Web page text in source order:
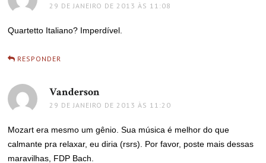
29 DE JANEIRO DE 2013 ÀS 11:08
Quartetto Italiano? Imperdível.
RESPONDER
Vanderson
29 DE JANEIRO DE 2013 ÀS 11:20
Mozart era mesmo um gênio. Sua música é melhor do que
calmante pra relaxar, eu diria (rsrs). Por favor, poste mais dessas
maravilhas, FDP Bach.